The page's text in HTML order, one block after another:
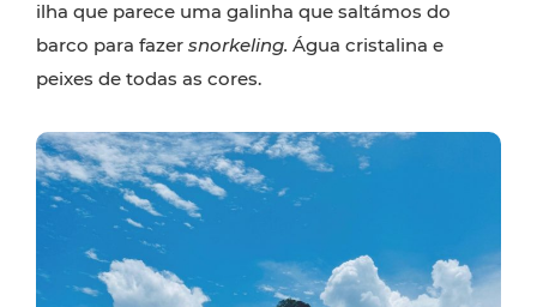
ilha que parece uma galinha que saltámos do
barco para fazer snorkeling. Água cristalina e
peixes de todas as cores.